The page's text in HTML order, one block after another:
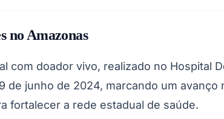
no Amazonas
com doador vivo, realizado no Hospital
de junho de 2024, marcando um
fortalecer a rede estadual de saúde.